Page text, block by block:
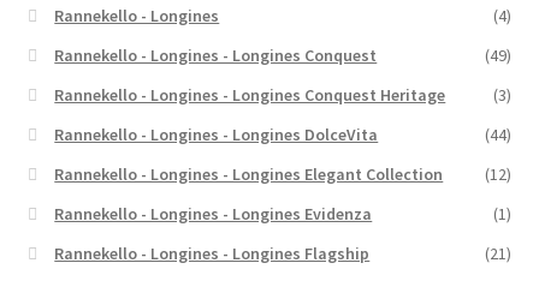
Rannekello - Longines
(4)
Rannekello - Longines - Longines Conquest
(49)
Rannekello - Longines - Longines Conquest Heritage
(3)
Rannekello - Longines - Longines DolceVita
(44)
Rannekello - Longines - Longines Elegant Collection
(12)
Rannekello - Longines - Longines Evidenza
(1)
Rannekello - Longines - Longines Flagship
(21)